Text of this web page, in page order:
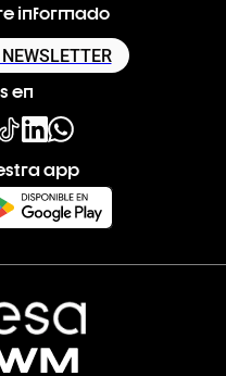
informado
en
app